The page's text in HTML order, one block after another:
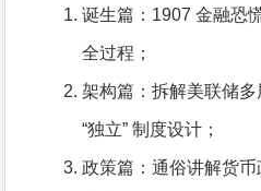
诞生篇：1907 金融恐
全过程；
架构篇：拆解美联储
“独立” 制度设计；
政策篇：通俗讲解货币